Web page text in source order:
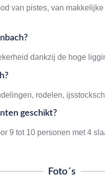
van pistes, van
dankzij de hoge
rodelen,
geschikt?
9 tot 10 personen met 4
Foto´s